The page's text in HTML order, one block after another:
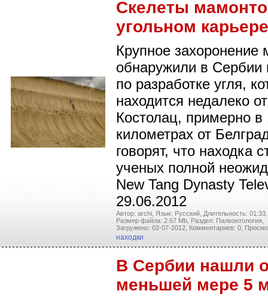
Скелеты
угольном карьере
Крупное захоронение
обнаружили в Сербии
по разработке угля,
находится недалеко
Костолац, примерно в
километрах от
говорят, что находка
ученых полной
New Tang Dynasty
29.06.2012
Автор: archi, Язык: Русский, Длительность: 01:33,
Размер файла: 2.67 Mb, Раздел: Палеонтология,
Загружено: 02-07-2012, Комментариев: 0,
находки
В Сербии нашли
меньшей мере 5